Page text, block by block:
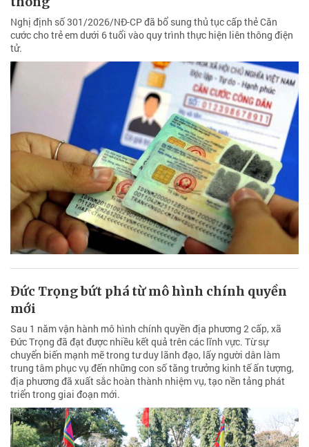
Nghị định số 301/2026/NĐ-CP đã bổ sung thủ tục cấp thẻ Căn
cước cho trẻ em dưới 6 tuổi vào quy trình thực hiện liên thông điện
tử.
Đức Trọng bứt phá từ mô hình chính quyền
mới
Sau 1 năm vận hành mô hình chính quyền địa phương 2 cấp, xã
Đức Trọng đã đạt được nhiều kết quả trên các lĩnh vực. Từ sự
chuyển biến mạnh mẽ trong tư duy lãnh đạo, lấy người dân làm
trung tâm phục vụ đến những con số tăng trưởng kinh tế ấn tượng,
địa phương đã xuất sắc hoàn thành nhiệm vụ, tạo nền tảng phát
triển trong giai đoạn mới.